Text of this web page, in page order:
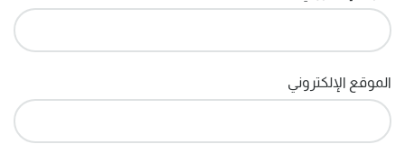
الموقع الإلكتروني